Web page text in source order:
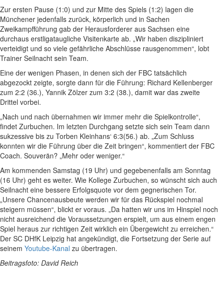
Zur ersten Pause (1:0) und zur Mitte des Spiels (1:2) lagen die
Münchener jedenfalls zurück, körperlich und in Sachen
Zweikampfführung gab der Herausforderer aus Sachsen eine
durchaus erstligataugliche Visitenkarte ab. „Wir haben diszipliniert
verteidigt und so viele gefährliche Abschlüsse rausgenommen“, lobt
Trainer Seilnacht sein Team.
Eine der wenigen Phasen, in denen sich der FBC tatsächlich
abgezockt zeigte, sorgte dann für die Führung: Richard Kellenberger
zum 2:2 (36.), Yannik Zölzer zum 3:2 (38.), damit war das zweite
Drittel vorbei.
„Nach und nach übernahmen wir immer mehr die Spielkontrolle“,
findet Zurbuchen. Im letzten Durchgang setzte sich sein Team dann
sukzessive bis zu Torben Kleinhans‘ 6:3(56.) ab. „Zum Schluss
konnten wir die Führung über die Zeit bringen“, kommentiert der FBC
Coach. Souverän? „Mehr oder weniger.“
Am kommenden Samstag (19 Uhr) und gegebenenfalls am Sonntag
(16 Uhr) geht es weiter. Wie Kollege Zurbuchen, so wünscht sich auch
Seilnacht eine bessere Erfolgsquote vor dem gegnerischen Tor.
„Unsere Chancenausbeute werden wir für das Rückspiel nochmal
steigern müssen“, blickt er voraus. „Da hatten wir uns im Hinspiel noch
nicht ausreichend die Voraussetzungen erspielt, um aus einem engen
Spiel heraus zur richtigen Zeit wirklich ein Übergewicht zu erreichen.“
Der SC DHfK Leipzig hat angekündigt, die Fortsetzung der Serie auf
seinem Youtube-Kanal zu übertragen.
Beitragsfoto: David Reich